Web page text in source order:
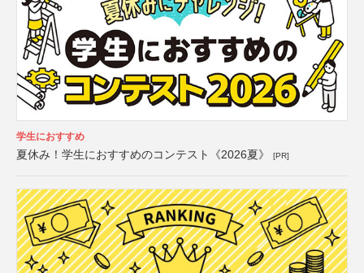
学生におすすめ
夏休み！学生におすすめのコンテスト《2026夏》 [PR]